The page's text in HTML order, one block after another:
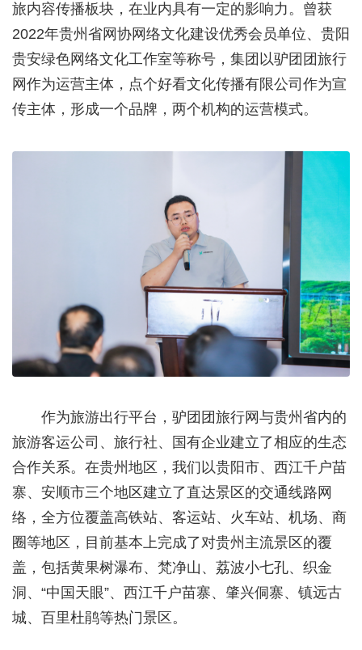
旅内容传播板块，在业内具有一定的影响力。曾获
2022年贵州省网协网络文化建设优秀会员单位、贵阳
贵安绿色网络文化工作室等称号，集团以驴团团旅行
网作为运营主体，点个好看文化传播有限公司作为宣
传主体，形成一个品牌，两个机构的运营模式。
作为旅游出行平台，驴团团旅行网与贵州省内的
旅游客运公司、旅行社、国有企业建立了相应的生态
合作关系。在贵州地区，我们以贵阳市、西江千户苗
寨、安顺市三个地区建立了直达景区的交通线路网
络，全方位覆盖高铁站、客运站、火车站、机场、商
圈等地区，目前基本上完成了对贵州主流景区的覆
盖，包括黄果树瀑布、梵净山、荔波小七孔、织金
洞、“中国天眼”、西江千户苗寨、肇兴侗寨、镇远古
城、百里杜鹃等热门景区。